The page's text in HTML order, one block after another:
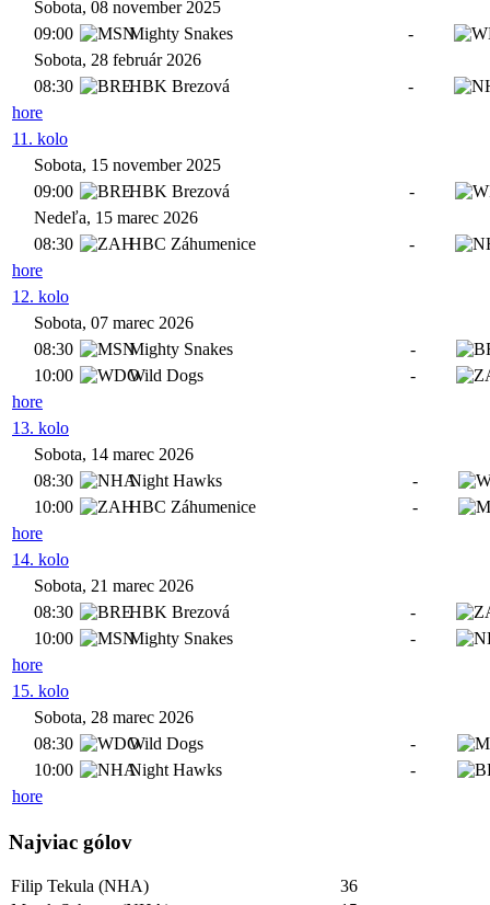
Sobota, 08 november 2025
09:00
Mighty Snakes
-
Sobota, 28 február 2026
08:30
HBK Brezová
-
hore
11. kolo
Sobota, 15 november 2025
09:00
HBK Brezová
-
Nedeľa, 15 marec 2026
08:30
HBC Záhumenice
-
hore
12. kolo
Sobota, 07 marec 2026
08:30
Mighty Snakes
-
10:00
Wild Dogs
-
hore
13. kolo
Sobota, 14 marec 2026
08:30
Night Hawks
-
10:00
HBC Záhumenice
-
hore
14. kolo
Sobota, 21 marec 2026
08:30
HBK Brezová
-
10:00
Mighty Snakes
-
hore
15. kolo
Sobota, 28 marec 2026
08:30
Wild Dogs
-
10:00
Night Hawks
-
hore
Najviac gólov
Filip Tekula (NHA)
36